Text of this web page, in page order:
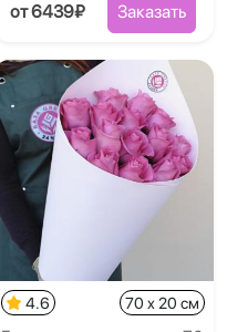
от 6439₽ Заказать
4.6 70 x 20 см